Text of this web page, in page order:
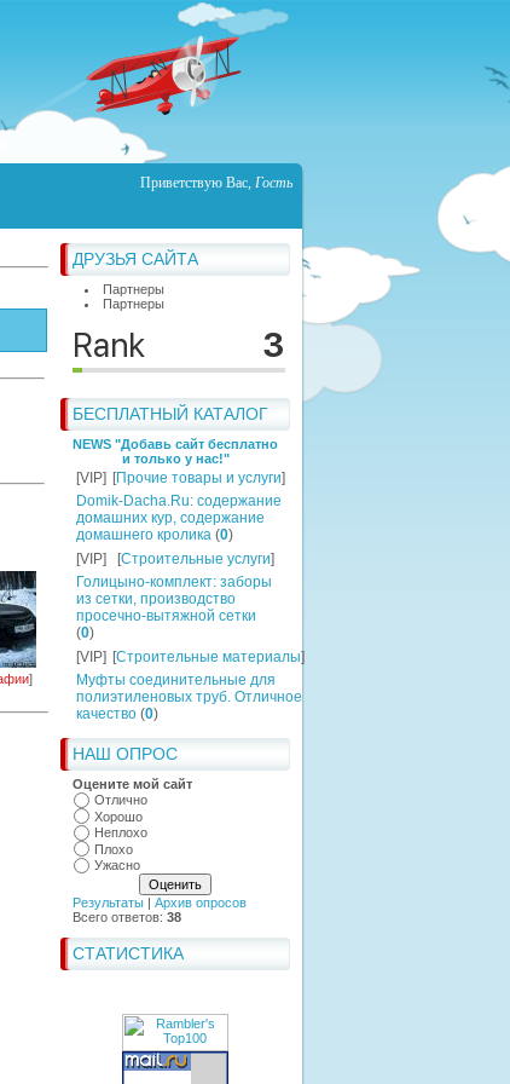
Приветствую Вас, Гость
ДРУЗЬЯ САЙТА
Партнеры
Партнеры
БЕСПЛАТНЫЙ КАТАЛОГ
NEWS "Добавь сайт бесплатно
и только у нас!"
[VIP] [Прочие товары и услуги]
Domik-Dacha.Ru: содержание
домашних кур, содержание
домашнего кролика (0)
[VIP]
[Строительные услуги]
Голицыно-комплект: заборы
из сетки, производство
просечно-вытяжной сетки
(0)
[VIP] [Строительные материалы]
Муфты соединительные для
полиэтиленовых труб. Отличное
качество (0)
НАШ ОПРОС
Оцените мой сайт
Отлично
Хорошо
Неплохо
Плохо
Ужасно
Результаты | Архив опросов
Всего ответов: 38
СТАТИСТИКА
]